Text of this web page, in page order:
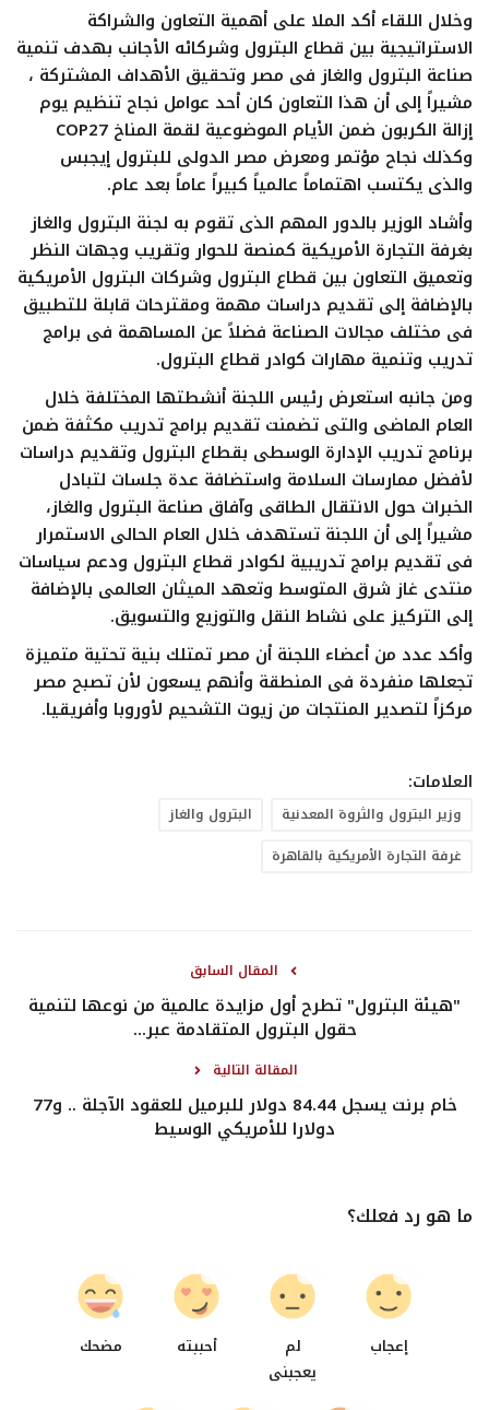
وخلال اللقاء أكد الملا على أهمية التعاون والشراكة
الاستراتيجية بين قطاع البترول وشركائه الأجانب بهدف تنمية
صناعة البترول والغاز فى مصر وتحقيق الأهداف المشتركة ،
مشيراً إلى أن هذا التعاون كان أحد عوامل نجاح تنظيم يوم
إزالة الكربون ضمن الأيام الموضوعية لقمة المناخ COP27
وكذلك نجاح مؤتمر ومعرض مصر الدولى للبترول إيجبس
والذى يكتسب اهتماماً عالمياً كبيراً عاماً بعد عام.
وأشاد الوزير بالدور المهم الذى تقوم به لجنة البترول والغاز
بغرفة التجارة الأمريكية كمنصة للحوار وتقريب وجهات النظر
وتعميق التعاون بين قطاع البترول وشركات البترول الأمريكية
بالإضافة إلى تقديم دراسات مهمة ومقترحات قابلة للتطبيق
فى مختلف مجالات الصناعة فضلاً عن المساهمة فى برامج
تدريب وتنمية مهارات كوادر قطاع البترول.
ومن جانبه استعرض رئيس اللجنة أنشطتها المختلفة خلال
العام الماضى والتى تضمنت تقديم برامج تدريب مكثفة ضمن
برنامج تدريب الإدارة الوسطى بقطاع البترول وتقديم دراسات
لأفضل ممارسات السلامة واستضافة عدة جلسات لتبادل
الخبرات حول الانتقال الطاقى وآفاق صناعة البترول والغاز،
مشيراً إلى أن اللجنة تستهدف خلال العام الحالى الاستمرار
فى تقديم برامج تدريبية لكوادر قطاع البترول ودعم سياسات
منتدى غاز شرق المتوسط وتعهد الميثان العالمى بالإضافة
إلى التركيز على نشاط النقل والتوزيع والتسويق.
وأكد عدد من أعضاء اللجنة أن مصر تمتلك بنية تحتية متميزة
تجعلها منفردة فى المنطقة وأنهم يسعون لأن تصبح مصر
مركزاً لتصدير المنتجات من زيوت التشحيم لأوروبا وأفريقيا.
العلامات:
وزير البترول والثروة المعدنية
البترول والغاز
غرفة التجارة الأمريكية بالقاهرة
المقال السابق
"هيئة البترول" تطرح أول مزايدة عالمية من نوعها لتنمية
حقول البترول المتقادمة عبر...
المقالة التالية
خام برنت يسجل 84.44 دولار للبرميل للعقود الآجلة .. و77
دولارا للأمريكي الوسيط
ما هو رد فعلك؟
إعجاب
لم
يعجبنى
أحببته مضحك